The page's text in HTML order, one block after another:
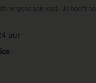
nergens aan vast · Je hoeft
uur